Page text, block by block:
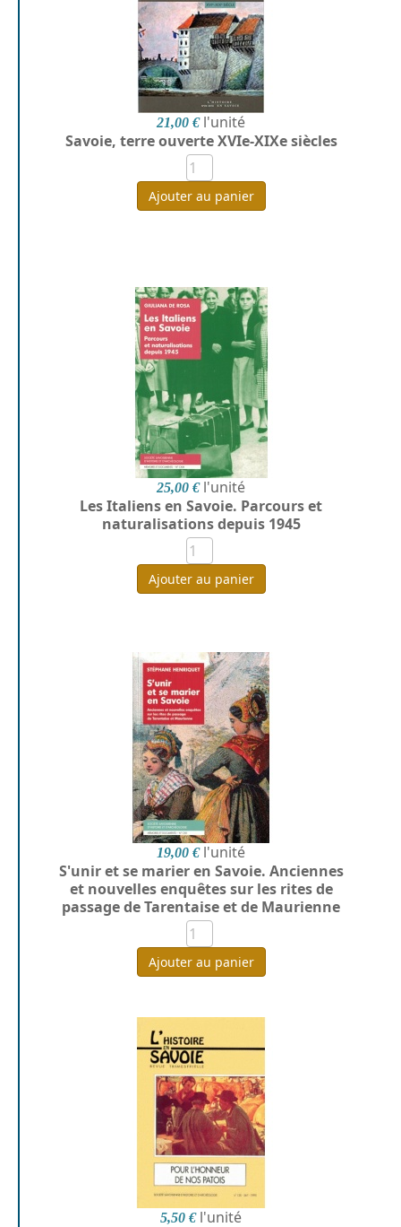
21,00 € l'unité
Savoie, terre ouverte XVIe-XIXe siècles
Ajouter au panier
25,00 € l'unité
Les Italiens en Savoie. Parcours et
naturalisations depuis 1945
Ajouter au panier
19,00 € l'unité
S'unir et se marier en Savoie. Anciennes
et nouvelles enquêtes sur les rites de
passage de Tarentaise et de Maurienne
Ajouter au panier
5,50 € l'unité